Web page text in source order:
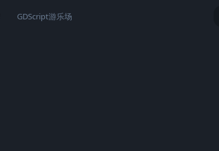
GDScript游乐场